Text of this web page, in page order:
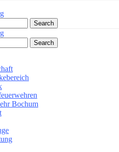
Search
Search
Bochum